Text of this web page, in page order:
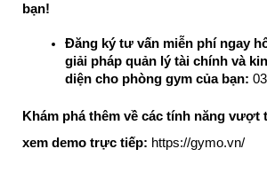
bạn!
Đăng ký tư vấn miễn phí ngay
giải pháp quản lý tài chính và
diện cho phòng gym của bạn:
Khám phá thêm về các tính năng vượt
xem demo trực tiếp: https://gymo.vn/